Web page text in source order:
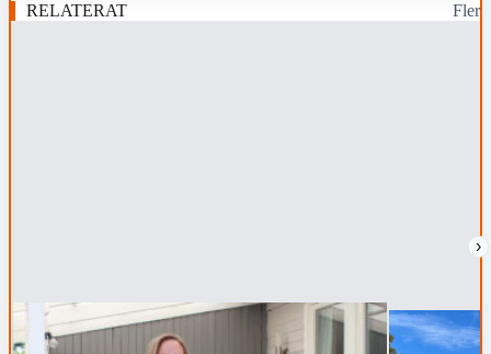
RELATERAT Fler
›